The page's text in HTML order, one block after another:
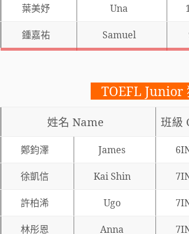
葉美妤 Una
鍾嘉祐 Samuel
TOEFL Junior
姓名 Name 班級
鄭鈞澤 James
徐凱信 Kai Shin
許柏浠 Ugo
林彤恩 Anna